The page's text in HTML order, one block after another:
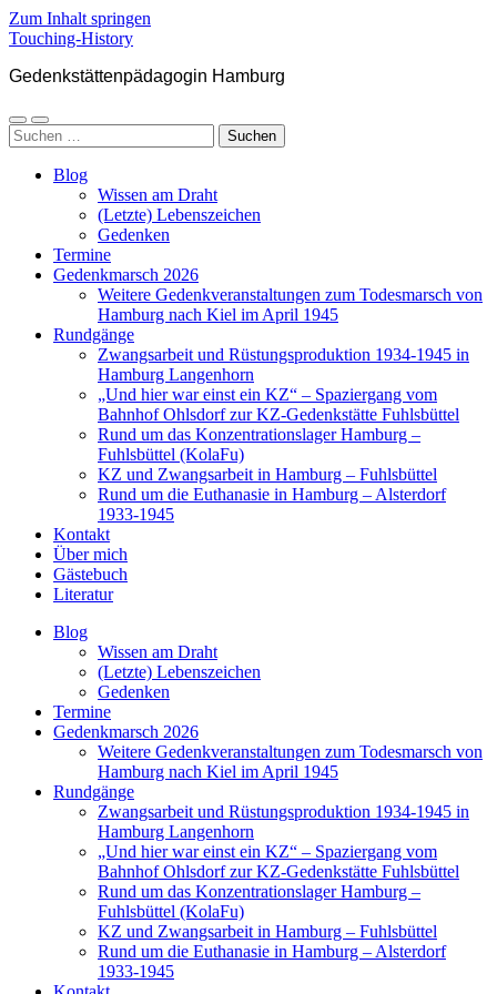
Zum Inhalt springen
Touching-History
Gedenkstättenpädagogin Hamburg
Mobile-
Menü
Suchfeld
ein-/ausblenden
Suchen
nach:
Blog
Wissen am Draht
(Letzte) Lebenszeichen
Gedenken
Termine
Gedenkmarsch 2026
Weitere Gedenkveranstaltungen zum Todesmarsch von
Hamburg nach Kiel im April 1945
Rundgänge
Zwangsarbeit und Rüstungsproduktion 1934-1945 in
Hamburg Langenhorn
„Und hier war einst ein KZ“ – Spaziergang vom
Bahnhof Ohlsdorf zur KZ-Gedenkstätte Fuhlsbüttel
Rund um das Konzentrationslager Hamburg –
Fuhlsbüttel (KolaFu)
KZ und Zwangsarbeit in Hamburg – Fuhlsbüttel
Rund um die Euthanasie in Hamburg – Alsterdorf
1933-1945
Kontakt
Über mich
Gästebuch
Literatur
Blog
Wissen am Draht
(Letzte) Lebenszeichen
Gedenken
Termine
Gedenkmarsch 2026
Weitere Gedenkveranstaltungen zum Todesmarsch von
Hamburg nach Kiel im April 1945
Rundgänge
Zwangsarbeit und Rüstungsproduktion 1934-1945 in
Hamburg Langenhorn
„Und hier war einst ein KZ“ – Spaziergang vom
Bahnhof Ohlsdorf zur KZ-Gedenkstätte Fuhlsbüttel
Rund um das Konzentrationslager Hamburg –
Fuhlsbüttel (KolaFu)
KZ und Zwangsarbeit in Hamburg – Fuhlsbüttel
Rund um die Euthanasie in Hamburg – Alsterdorf
1933-1945